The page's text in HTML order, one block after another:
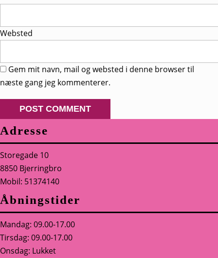
Websted
Gem mit navn, mail og websted i denne browser til
næste gang jeg kommenterer.
Adresse
Storegade 10
8850 Bjerringbro
Mobil: 51374140
Åbningstider
Mandag: 09.00-17.00
Tirsdag: 09.00-17.00
Onsdag: Lukket